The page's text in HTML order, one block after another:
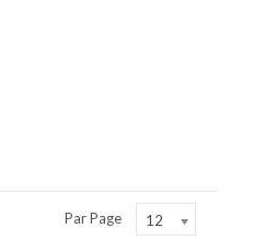
Par Page 12